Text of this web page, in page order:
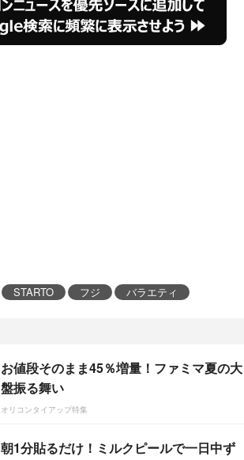
STARTO フジ バラエティ
お値段そのまま45％増量！ファミマ夏の大
盤振る舞い
オリコンタイアップ特集
朝1分貼るだけ！ミルクピールで一日中ず